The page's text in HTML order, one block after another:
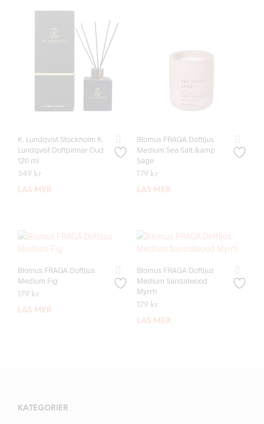
K. Lundqvist Stockholm K.
Lundqvist Doftpinnar Oud
120 ml
349 kr
LÄS MER
Blomus FRAGA Doftljus
Medium Sea Salt &amp
Sage
179 kr
LÄS MER
Blomus FRAGA Doftljus
Medium Fig
179 kr
LÄS MER
Blomus FRAGA Doftljus
Medium Sandalwood
Myrrh
179 kr
LÄS MER
KATEGORIER